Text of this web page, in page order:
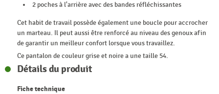
2 poches à l'arrière avec des bandes réfléchissantes
Cet habit de travail possède également une boucle pour accrocher
un marteau. Il peut aussi être renforcé au niveau des genoux afin
de garantir un meilleur confort lorsque vous travaillez.
Ce pantalon de couleur grise et noire a une taille 54.
Détails du produit
Fiche technique